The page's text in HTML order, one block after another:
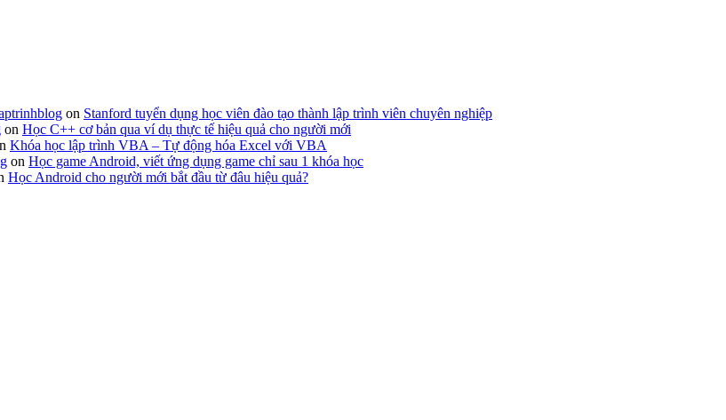
on Stanford tuyển dụng học viên đào tạo thành lập trình viên chuyên nghiệp
on Học C++ cơ bản qua ví dụ thực tế hiệu quả cho người mới
Khóa học lập trình VBA – Tự động hóa Excel với VBA
on Học game Android, viết ứng dụng game chỉ sau 1 khóa học
Học Android cho người mới bắt đầu từ đâu hiệu quả?